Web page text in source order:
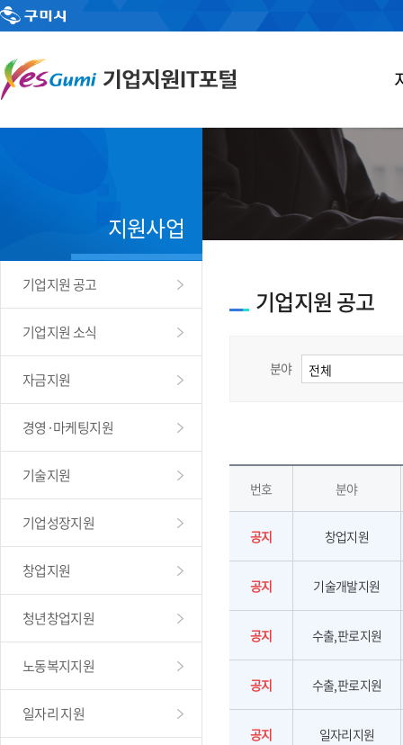
지원사업
기업지원 공고
기업지원 소식
자금지원
경영·마케팅지원
기술지원
기업성장지원
창업지원
청년창업지원
노동복지지원
일자리 지원
기업지원 공고
분야
번호 분야
공지 창업지원
공지 기술개발지원
공지 수출,판로지원
공지 수출,판로지원
공지 일자리지원